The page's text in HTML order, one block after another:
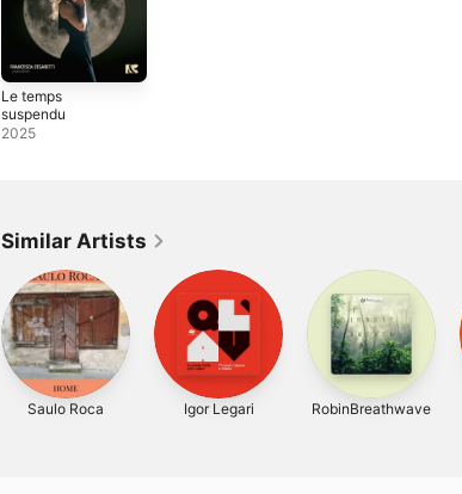
Le temps
suspendu
2025
Similar Artists
Saulo Roca Igor Legari RobinBreathwave